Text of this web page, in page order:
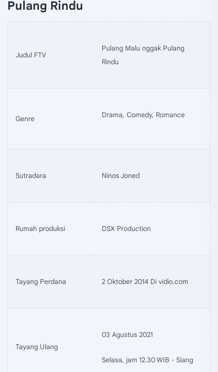
Pulang Rindu
Judul FTV
Pulang Malu nggak Pulang
Rindu
Genre Drama, Comedy, Romance
Sutradara Ninos Joned
Rumah produksi DSX Production
Tayang Perdana 2 Oktober 2014 Di vidio.com
Tayang Ulang
03 Agustus 2021
Selasa, jam 12.30 WIB - Siang